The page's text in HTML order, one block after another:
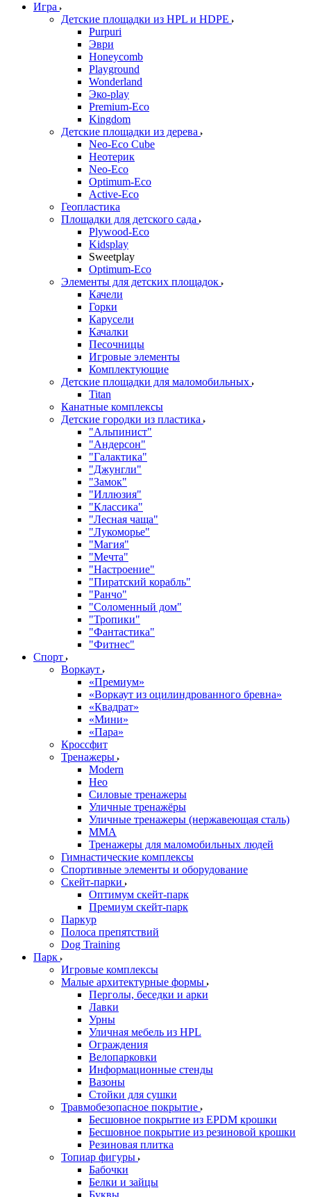
Игра
Детские площадки из HPL и HDPE
Purpuri
Эври
Honeycomb
Playground
Wonderland
Эко-play
Premium-Eco
Kingdom
Детские площадки из дерева
Neo-Eco Cube
Неотерик
Neo-Eco
Оptimum-Еco
Active-Eco
Геопластика
Площадки для детского сада
Plywood-Eco
Kidsplay
Sweetplay
Оptimum-Еco
Элементы для детских площадок
Качели
Горки
Карусели
Качалки
Песочницы
Игровые элементы
Комплектующие
Детские площадки для маломобильных
Titan
Канатные комплексы
Детские городки из пластика
"Альпинист"
"Андерсон"
"Галактика"
"Джунгли"
"Замок"
"Иллюзия"
"Классика"
"Лесная чаща"
"Лукоморье"
"Магия"
"Мечта"
"Настроение"
"Пиратский корабль"
"Ранчо"
"Соломенный дом"
"Тропики"
"Фантастика"
"Фитнес"
Спорт
Воркаут
«Премиум»
«Воркаут из оцилиндрованного бревна»
«Квадрат»
«Мини»
«Пара»
Кроссфит
Тренажеры
Modern
Нео
Силовые тренажеры
Уличные тренажёры
Уличные тренажеры (нержавеющая сталь)
ММА
Тренажеры для маломобильных людей
Гимнастические комплексы
Спортивные элементы и оборудование
Скейт-парки
Оптимум скейт-парк
Премиум скейт-парк
Паркур
Полоса препятствий
Dog Training
Парк
Игровые комплексы
Малые архитектурные формы
Перголы, беседки и арки
Лавки
Урны
Уличная мебель из HPL
Ограждения
Велопарковки
Информационные стенды
Вазоны
Стойки для сушки
Травмобезопасное покрытие
Бесшовное покрытие из EPDM крошки
Бесшовное покрытие из резиновой крошки
Резиновая плитка
Топиар фигуры
Бабочки
Белки и зайцы
Буквы